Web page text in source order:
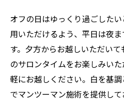
オフの日はゆっくり過ごした
用いただけるよう、平日は夜
す。夕方からお越しいただい
のサロンタイムをお楽しみい
軽にお越しください。白を基
でマンツーマン施術を提供し